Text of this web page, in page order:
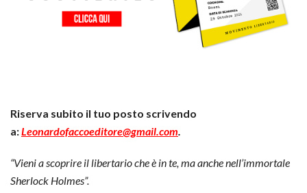
Riserva subito il tuo posto scrivendo
a:Leonardofaccoeditore@gmail.com.
“Vieni a scoprire il libertario che è in te, ma anche nell’immortale
Sherlock Holmes”.